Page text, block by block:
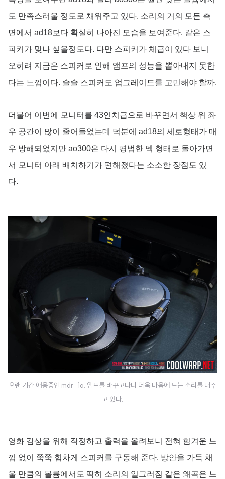
도 만족스러울 정도로 채워주고 있다. 소리의 거의 모든 측
면에서 ad18보다 확실히 나아진 모습을 보여준다. 같은 스
피커가 맞나 싶을정도다. 다만 스피커가 체급이 있다 보니
오히려 지금은 스피커로 인해 앰프의 성능을 뽑아내지 못한
다는 느낌이다. 슬슬 스피커도 업그레이드를 고민해야 할까.
더불어 이번에 모니터를 43인치급으로 바꾸면서 책상 위 좌
우 공간이 많이 줄어들었는데 덕분에 ad18의 세로형태가 매
우 방해되었지만 ao300은 다시 평범한 덱 형태로 돌아가면
서 모니터 아래 배치하기가 편해졌다는 소소한 장점도 있
다.
오랜 기간 애용중인 mdr-1a. 앰프를 바꾸고나니 더욱 마음에 드는 소리를 내주
고 있다.
영화 감상을 위해 작정하고 출력을 올려보니 전혀 힘겨운 느
낌 없이 쭉쭉 힘차게 스피커를 구동해 준다. 방안을 가득 채
울 만큼의 볼륨에서도 딱히 소리의 일그러짐 같은 왜곡은 느